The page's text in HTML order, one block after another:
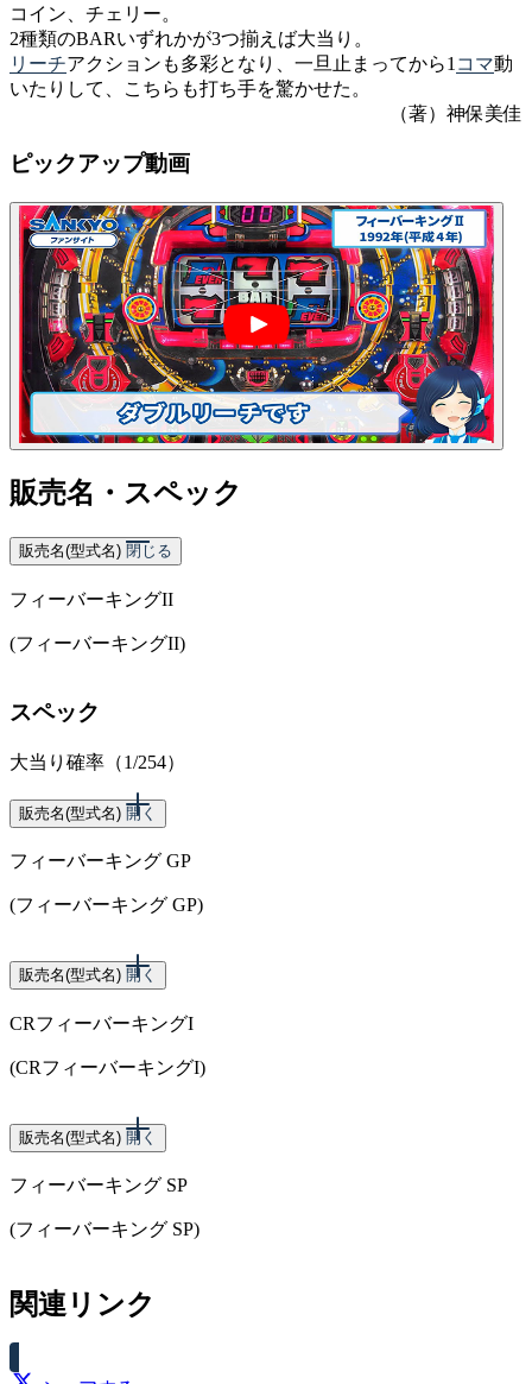
コイン、チェリー。
2種類のBARいずれかが3つ揃えば大当り。
リーチアクションも多彩となり、一旦止まってから1 コマ動
いたりして、こちらも打ち手を驚かせた。
（著）神保美佳
ピックアップ動画
販売名・スペック
販売名(型式名) 閉じる
フィーバーキングII
(フィーバーキングII)
スペック
大当り確率（1/254）
販売名(型式名) 開く
フィーバーキング GP
(フィーバーキング GP)
スペック
大当り確率（1/252）
販売名(型式名) 開く
CRフィーバーキングI
(CRフィーバーキングI)
スペック
大当り確率 【設定1】（1/320） 【設定2】（1/352） 【設定
販売名(型式名) 開く
フィーバーキング SP
(フィーバーキング SP)
関連リンク